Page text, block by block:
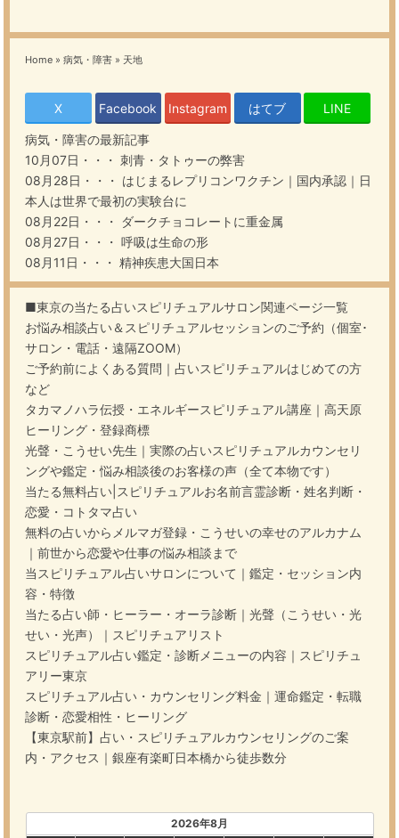
Home » 病気・障害 » 天地
X Facebook Instagram はてブ LINE
病気・障害の最新記事
10月07日・・・ 刺青・タトゥーの弊害
08月28日・・・ はじまるレプリコンワクチン｜国内承認｜日
本人は世界で最初の実験台に
08月22日・・・
ダークチョコレートに重金属
08月27日・・・ 呼吸は生命の形
08月11日・・・ 精神疾患大国日本
■東京の当たる占いスピリチュアルサロン関連ページ一覧
お悩み相談占い＆スピリチュアルセッションのご予約（個室･
サロン・電話・遠隔ZOOM）
ご予約前によくある質問｜占いスピリチュアルはじめての方
など
タカマノハラ伝授・エネルギースピリチュアル講座｜高天原
ヒーリング・登録商標
光聲・こうせい先生｜実際の占いスピリチュアルカウンセリ
ングや鑑定・悩み相談後のお客様の声（全て本物です）
当たる無料占い|スピリチュアルお名前言霊診断・姓名判断・
恋愛・コトタマ占い
無料の占いからメルマガ登録・こうせいの幸せのアルカナム
｜前世から恋愛や仕事の悩み相談まで
当スピリチュアル占いサロンについて｜鑑定・セッション内
容・特徴
当たる占い師・ヒーラー・オーラ診断｜光聲（こうせい・光
せい・光声）｜スピリチュアリスト
スピリチュアル占い鑑定・診断メニューの内容｜スピリチュ
アリー東京
スピリチュアル占い・カウンセリング料金｜運命鑑定・転職
診断・恋愛相性・ヒーリング
【東京駅前】占い・スピリチュアルカウンセリングのご案
内・アクセス｜銀座有楽町日本橋から徒歩数分
2026年8月